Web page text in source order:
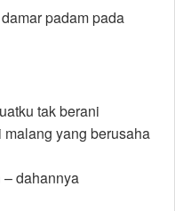
padam pada
tak berani
yang berusaha
– dahannya